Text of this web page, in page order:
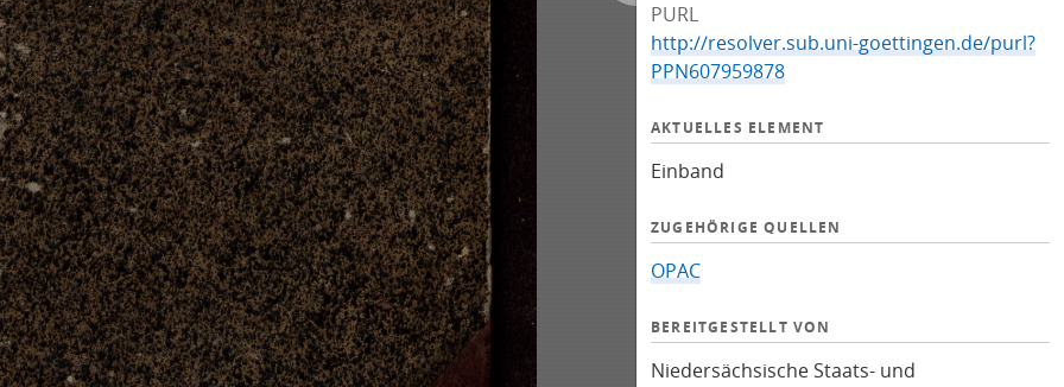
PURL
http://resolver.sub.uni-goettingen.de/purl?
PPN607959878
AKTUELLES ELEMENT
Einband
ZUGEHÖRIGE QUELLEN
OPAC
BEREITGESTELLT VON
Niedersächsische Staats- und